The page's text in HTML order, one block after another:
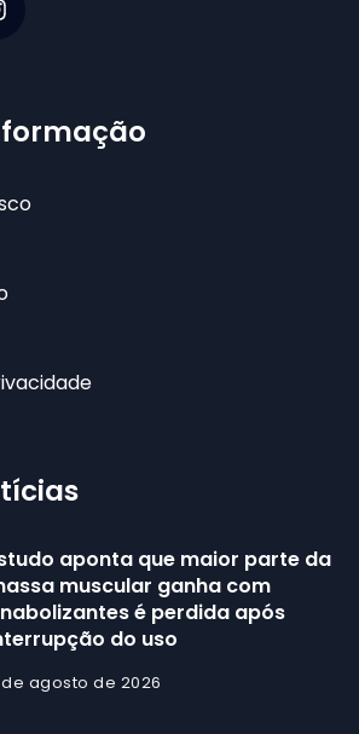
aponta que maior parte da
muscular ganha com
é perdida após
do uso
agosto de 2026